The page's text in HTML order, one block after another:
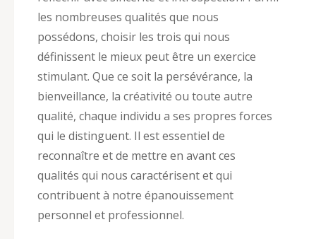
les nombreuses qualités que nous
possédons, choisir les trois qui nous
définissent le mieux peut être un exercice
stimulant. Que ce soit la persévérance, la
bienveillance, la créativité ou toute autre
qualité, chaque individu a ses propres forces
qui le distinguent. Il est essentiel de
reconnaître et de mettre en avant ces
qualités qui nous caractérisent et qui
contribuent à notre épanouissement
personnel et professionnel.